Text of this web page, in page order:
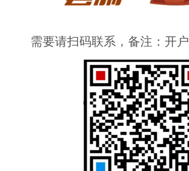
需要请扫码联系，备注：开户